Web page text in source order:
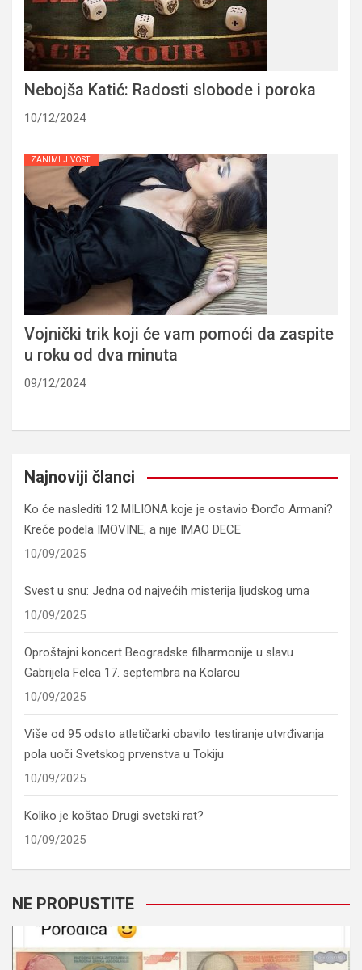
Nebojša Katić: Radosti slobode i poroka
10/12/2024
ZANIMLJIVOSTI
Vojnički trik koji će vam pomoći da zaspite
u roku od dva minuta
09/12/2024
Najnoviji članci
Ko će naslediti 12 MILIONA koje je ostavio Đorđo Armani?
Kreće podela IMOVINE, a nije IMAO DECE
10/09/2025
Svest u snu: Jedna od najvećih misterija ljudskog uma
10/09/2025
Oproštajni koncert Beogradske filharmonije u slavu
Gabrijela Felca 17. septembra na Kolarcu
10/09/2025
Više od 95 odsto atletičarki obavilo testiranje utvrđivanja
pola uoči Svetskog prvenstva u Tokiju
10/09/2025
Koliko je koštao Drugi svetski rat?
10/09/2025
NE PROPUSTITE